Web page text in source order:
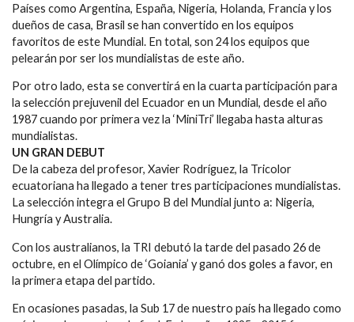
Países como Argentina, España, Nigeria, Holanda, Francia y los
dueños de casa, Brasil se han convertido en los equipos
favoritos de este Mundial. En total, son 24 los equipos que
pelearán por ser los mundialistas de este año.
Por otro lado, esta se convertirá en la cuarta participación para
la selección prejuvenil del Ecuador en un Mundial, desde el año
1987 cuando por primera vez la ‘MiniTri’ llegaba hasta alturas
mundialistas.
UN GRAN DEBUT
De la cabeza del profesor, Xavier Rodríguez, la Tricolor
ecuatoriana ha llegado a tener tres participaciones mundialistas.
La selección integra el Grupo B del Mundial junto a: Nigeria,
Hungría y Australia.
Con los australianos, la TRI debutó la tarde del pasado 26 de
octubre, en el Olímpico de ‘Goiania’ y ganó dos goles a favor, en
la primera etapa del partido.
En ocasiones pasadas, la Sub 17 de nuestro país ha llegado como